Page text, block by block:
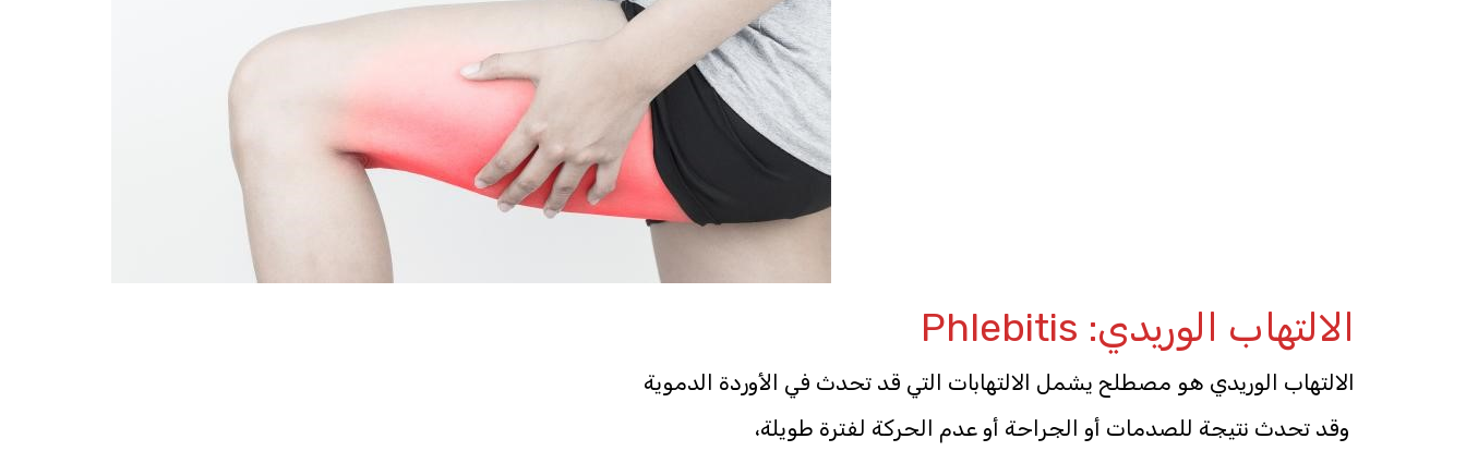
الالتهاب الوريدي: Phlebitis
الالتهاب الوريدي هو مصطلح يشمل الالتهابات التي قد تحدث في الأوردة الدموية
وقد تحدث نتيجة للصدمات أو الجراحة أو عدم الحركة لفترة طويلة،